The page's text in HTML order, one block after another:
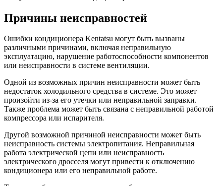
Причины неисправностей
Ошибки кондиционера Kentatsu могут быть вызваны
различными причинами, включая неправильную
эксплуатацию, нарушение работоспособности компонентов
или неисправности в системе вентиляции.
Одной из возможных причин неисправности может быть
недостаток холодильного средства в системе. Это может
произойти из-за его утечки или неправильной заправки.
Также проблема может быть связана с неправильной работой
компрессора или испарителя.
Другой возможной причиной неисправности может быть
неисправность системы электропитания. Неправильная
работа электрической цепи или неисправность
электрического дросселя могут привести к отключению
кондиционера или его неправильной работе.